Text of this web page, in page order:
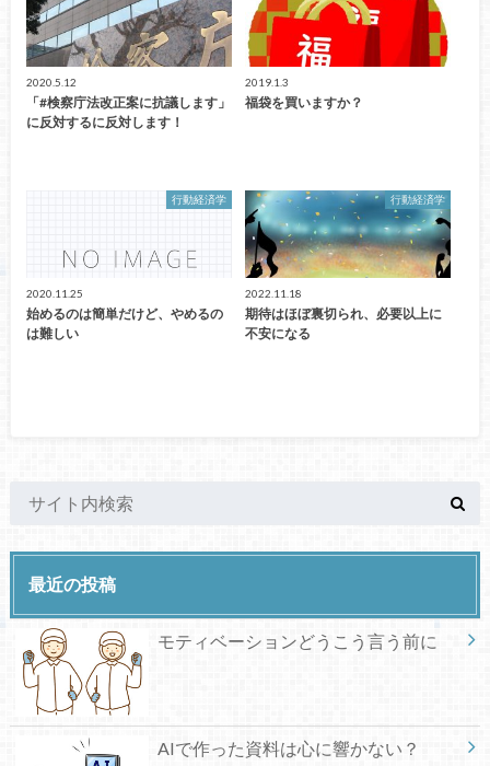
2020.5.12
「#検察庁法改正案に抗議します」
に反対するに反対します！
2019.1.3
福袋を買いますか？
行動経済学
2020.11.25
始めるのは簡単だけど、やめるの
は難しい
行動経済学
2022.11.18
期待はほぼ裏切られ、必要以上に
不安になる
最近の投稿
モティベーションどうこう言う前に
AIで作った資料は心に響かない？